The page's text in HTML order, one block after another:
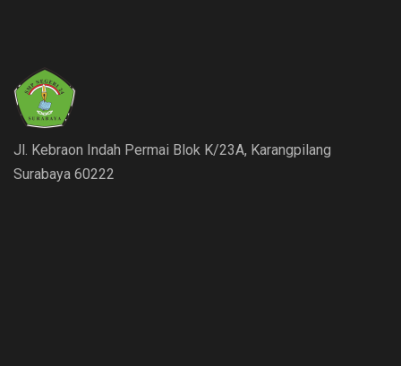
Jl. Kebraon Indah Permai Blok K/23A, Karangpilang
Surabaya 60222